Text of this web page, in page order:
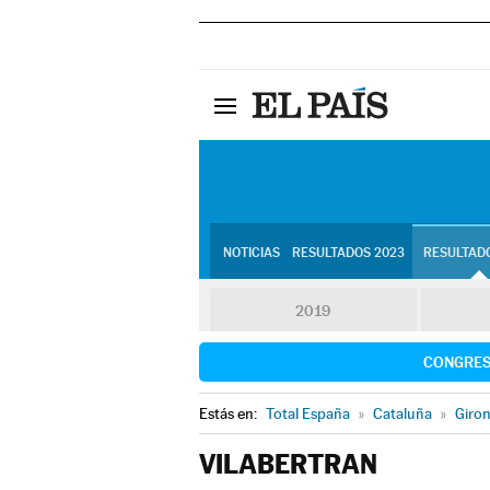
NOTICIAS RESULTADOS 2023
2019
Estás en: Total España » Cataluña »
VILABERTRAN